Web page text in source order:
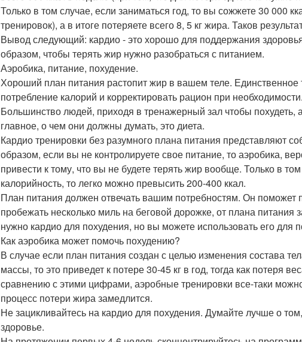
Только в том случае, если заниматься год, то вы сожжете 30 000
тренировок), а в итоге потеряете всего 8, 5 кг жира. Таков
Вывод следующий: кардио - это хорошо для поддержания
образом, чтобы терять жир нужно разобраться с питанием.
Аэробика, питание, похудение.
Хороший план питания растопит жир в вашем теле. Единственное
потребление калорий и корректировать рацион при необходимости.
Большинство людей, приходя в тренажерный зал чтобы
главное, о чем они должны думать, это диета.
Кардио тренировки без разумного плана питания представляют
образом, если вы не контролируете свое питание, то аэробика,
привести к тому, что вы не будете терять жир вообще. Только в
калорийность, то легко можно превысить 200-400 ккал.
План питания должен отвечать вашим потребностям. Он поможет
пробежать несколько миль на беговой дорожке, от плана
нужно кардио для похудения, но вы можете использовать его для
Как аэробика может помочь похудению?
В случае если план питания создан с целью изменения состава
массы, то это приведет к потере 30-45 кг в год, тогда как потеря
сравнению с этими цифрами, аэробные тренировки все-таки
процесс потери жира замедлится.
Не зацикливайтесь на кардио для похудения. Думайте лучше о
здоровье.